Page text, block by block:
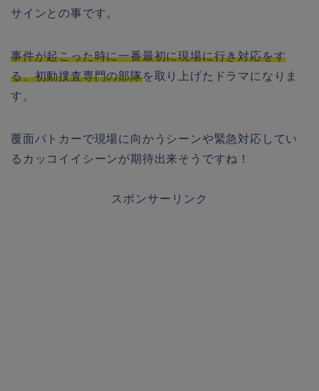
サインとの事です。
事件が起こった時に一番最初に現場に行き対応をす
る、初動捜査専門の部隊を取り上げたドラマになりま
す。
覆面パトカーで現場に向かうシーンや緊急対応してい
るカッコイイシーンが期待出来そうですね！
スポンサーリンク